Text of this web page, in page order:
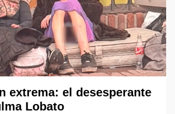
extrema: el desesperante
Lobato